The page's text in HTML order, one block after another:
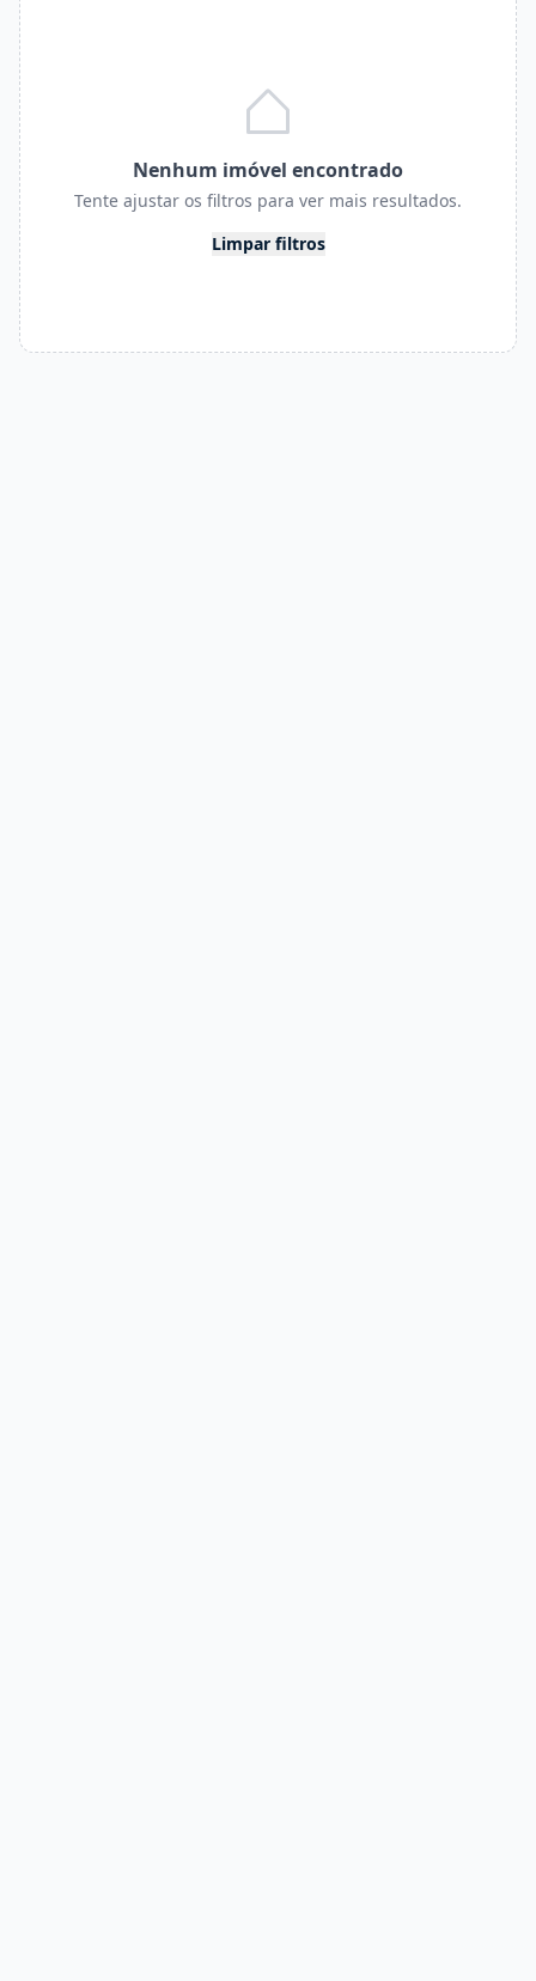
Nenhum imóvel encontrado
Tente ajustar os filtros para ver mais resultados.
Limpar filtros